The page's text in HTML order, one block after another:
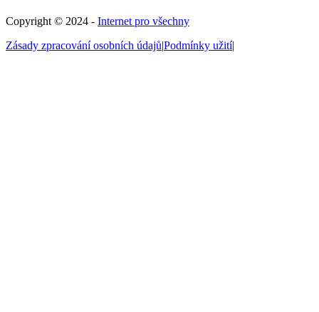
Copyright © 2024 - Internet pro všechny
Zásady zpracování osobních údajů|Podmínky užití|